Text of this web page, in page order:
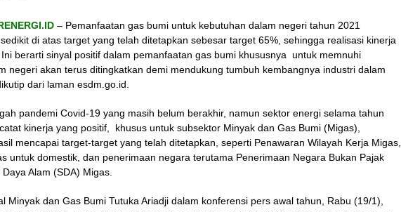
– Pemanfaatan gas bumi untuk kebutuhan dalam negeri tahun 2021
di atas target yang telah ditetapkan sebesar target 65%, sehingga realisasi kinerja
berarti sinyal positif dalam pemanfaatan gas bumi khususnya untuk memnuhi
negeri akan terus ditingkatkan demi mendukung tumbuh kembangnya industri dalam
dari laman esdm.go.id.
pandemi Covid-19 yang masih belum berakhir, namun sektor energi selama tahun
kinerja yang positif, khusus untuk subsektor Minyak dan Gas Bumi (Migas),
mencapai target-target yang telah ditetapkan, seperti Penawaran Wilayah Kerja Migas,
untuk domestik, dan penerimaan negara terutama Penerimaan Negara Bukan Pajak
Alam (SDA) Migas.
Minyak dan Gas Bumi Tutuka Ariadji dalam konferensi pers awal tahun, Rabu (19/1),